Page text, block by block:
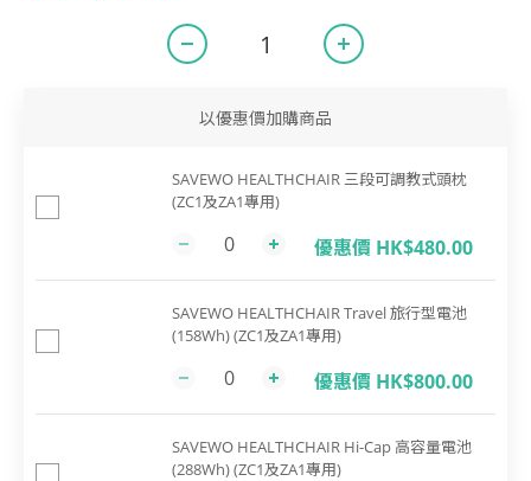
以優惠價加購商品
SAVEWO HEALTHCHAIR 三段可調教式頭枕
(ZC1及ZA1專用)
優惠價 HK$480.00
SAVEWO HEALTHCHAIR Travel 旅行型電池
(158Wh) (ZC1及ZA1專用)
優惠價 HK$800.00
SAVEWO HEALTHCHAIR Hi-Cap 高容量電池
(288Wh) (ZC1及ZA1專用)